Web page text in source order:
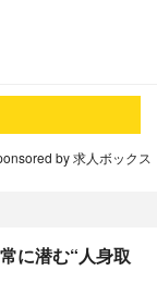
by 求人ボックス
に潜む“人身取